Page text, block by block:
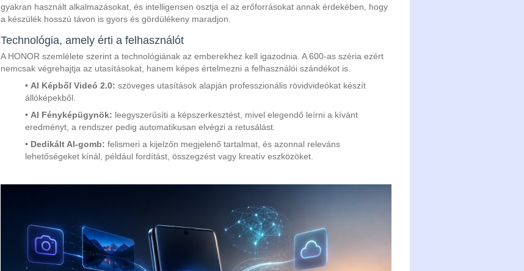
gyakran használt alkalmazásokat, és intelligensen osztja el az erőforrásokat annak érdekében, hogy
a készülék hosszú távon is gyors és gördülékeny maradjon.
Technológia, amely érti a felhasználót
A HONOR szemlélete szerint a technológiának az emberekhez kell igazodnia. A 600-as széria ezért
nemcsak végrehajtja az utasításokat, hanem képes értelmezni a felhasználói szándékot is.
• AI Képből Videó 2.0: szöveges utasítások alapján professzionális rövidvideókat készít
állóképekből.
• AI Fényképügynök: leegyszerűsíti a képszerkesztést, mivel elegendő leírni a kívánt
eredményt, a rendszer pedig automatikusan elvégzi a retusálást.
• Dedikált AI-gomb: felismeri a kijelzőn megjelenő tartalmat, és azonnal releváns
lehetőségeket kínál, például fordítást, összegzést vagy kreatív eszközöket.